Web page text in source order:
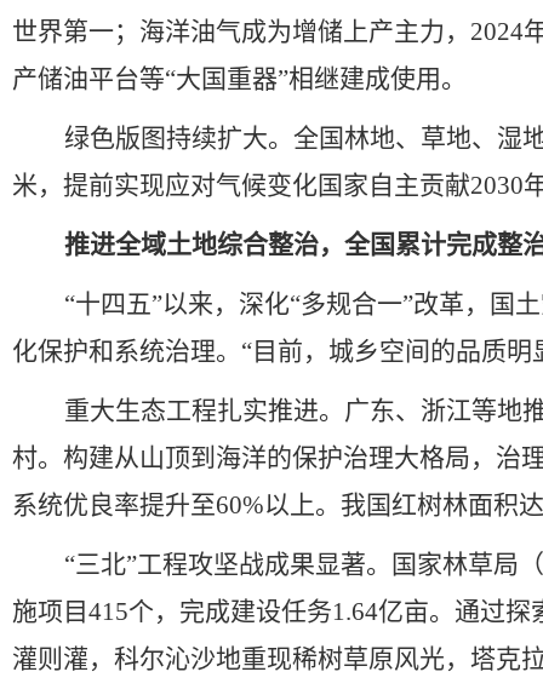
世界第一；海洋油气成为增储上产主力， 2024
产储油平台等“大国重器”相继建成使用。
绿色版图持续扩大。全国林地、草地、湿
米，提前实现应对气候变化国家自主贡献2030
推进全域土地综合整治，全国累计完成整
“十四五”以来，深化“多规合一”改革，国
化保护和系统治理。 “ 目前，城乡空间的品质明
重大生态工程扎实推进。广东、浙江等地
村。构建从山顶到海洋的保护治理大格局，治
系统优良率提升至60%以上。我国红树林面积
“三北”工程攻坚战成果显著。国家林草局
施项目 415个，完成建设任务1.64亿亩。通过探
灌则灌，科尔沁沙地重现稀树草原风光，塔克